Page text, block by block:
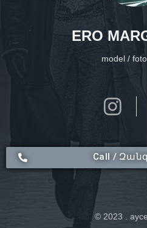
ERO
model /
Call /
© 2023 .